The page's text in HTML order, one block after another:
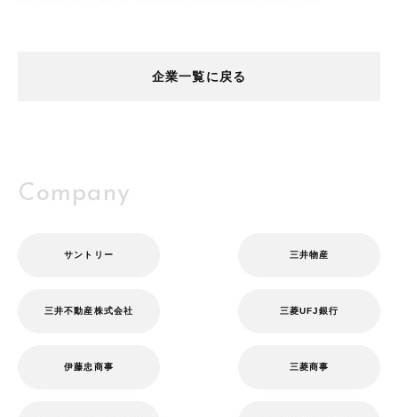
業種
企業一覧に戻る
Company
サントリー 三井物産
三井不動産株式会社 三菱UFJ銀行
伊藤忠商事 三菱商事